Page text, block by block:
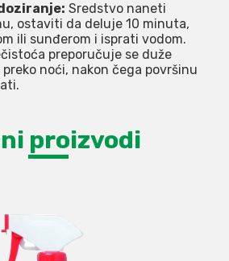
Sredstvo naneti
ostaviti da deluje 10 minuta,
ili sunđerom i isprati vodom.
preporučuje se duže
noći, nakon čega površinu
proizvodi